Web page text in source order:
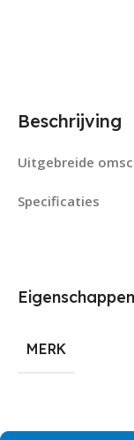
Beschrijving
Uitgebreide
Specificaties
Eigenschappen
MERK